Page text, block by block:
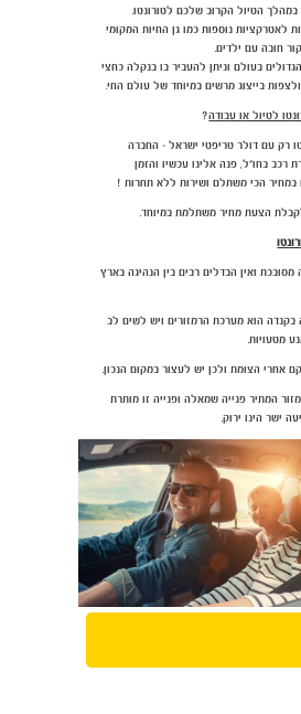
הטיול הקרוב שלכם לטורונטו.
לאטרקציות נוספות כמו גן החיות המקומי
חובה עם ילדים.
בעולם וניתן להעביר בו בנקלה כחצי
בייצוג מרשים במיוחד של עולם החי.
לטיול או עבודה?
רק עם דולר טריפטי ישראל - החברה
רכב בחו"ל, פנה אלינו עכשיו והזמן
במחיר הכי משתלם ושירות ללא תחרות !
לקבלת הצעת מחיר משתלמת במיוחד.
מסובכת ואין הבדלים רבים בין הנהיגה בארץ
בקנדה הוא מערכת הרמזורים ויש לשים לב
מטעויות.
אחרי הצומת ולכן יש לעצור במקום הנכון.
המתיר פנייה שמאלה ופנייה זו מותרת
ישר הינו ירוק.